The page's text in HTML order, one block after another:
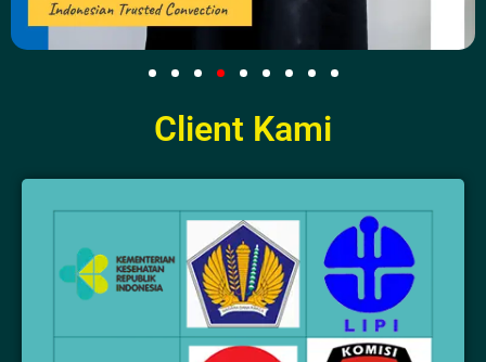
Client Kami